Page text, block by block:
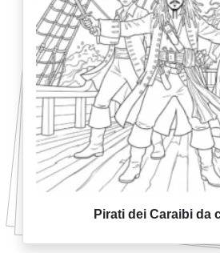
Pirati dei Caraibi da